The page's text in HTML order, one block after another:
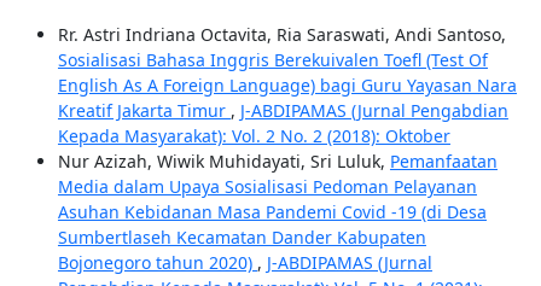
Rr. Astri Indriana Octavita, Ria Saraswati, Andi Santoso,
Sosialisasi Bahasa Inggris Berekuivalen Toefl (Test Of
English As A Foreign Language) bagi Guru Yayasan Nara
Kreatif Jakarta Timur , J-ABDIPAMAS (Jurnal Pengabdian
Kepada Masyarakat): Vol. 2 No. 2 (2018): Oktober
Nur Azizah, Wiwik Muhidayati, Sri Luluk, Pemanfaatan
Media dalam Upaya Sosialisasi Pedoman Pelayanan
Asuhan Kebidanan Masa Pandemi Covid -19 (di Desa
Sumbertlaseh Kecamatan Dander Kabupaten
Bojonegoro tahun 2020) , J-ABDIPAMAS (Jurnal